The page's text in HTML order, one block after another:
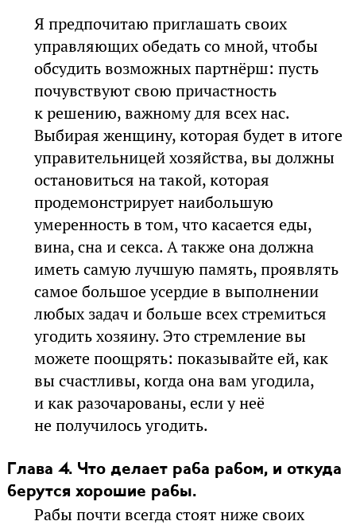
Я предпочитаю приглашать своих
управляющих обедать со мной, чтобы
обсудить возможных партнёрш: пусть
почувствуют свою причастность
к решению, важному для всех нас.
Выбирая женщину, которая будет в итоге
управительницей хозяйства, вы должны
остановиться на такой, которая
продемонстрирует наибольшую
умеренность в том, что касается еды,
вина, сна и секса. А также она должна
иметь самую лучшую память, проявлять
самое большое усердие в выполнении
любых задач и больше всех стремиться
угодить хозяину. Это стремление вы
можете поощрять: показывайте ей, как
вы счастливы, когда она вам угодила,
и как разочарованы, если у неё
не получилось угодить.
Глава 4. Что делает раба рабом, и откуда
берутся хорошие рабы.
Рабы почти всегда стоят ниже своих